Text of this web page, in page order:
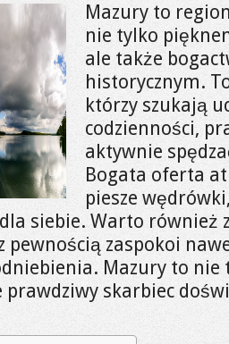
Mazury to
nie tylko
ale także
historycznym.
którzy szukają
codzienności,
aktywnie
Bogata oferta
piesze
siebie. Warto również
pewnością zaspokoi
Mazury to nie
skarbiec